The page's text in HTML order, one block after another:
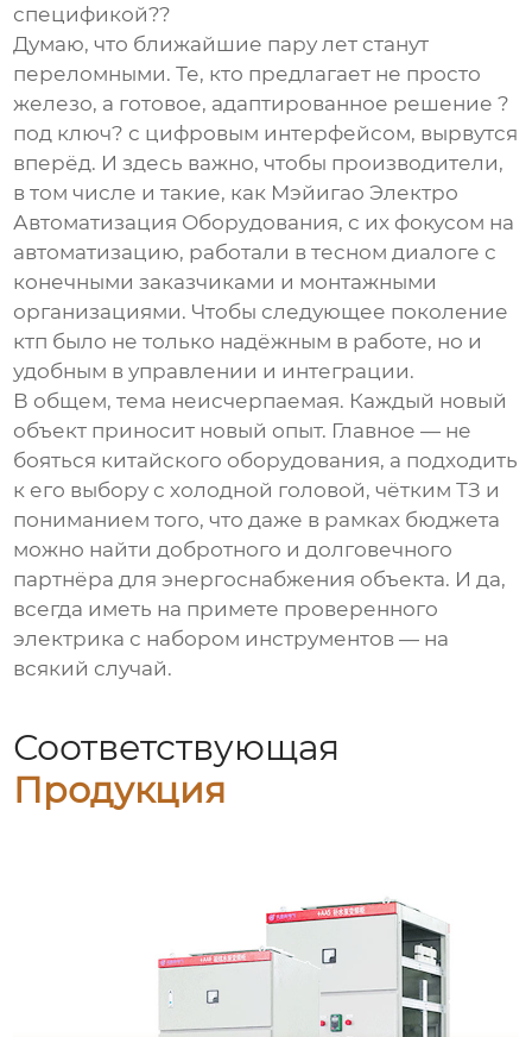
спецификой??
Думаю, что ближайшие пару лет станут
переломными. Те, кто предлагает не просто
железо, а готовое, адаптированное решение ?
под ключ? с цифровым интерфейсом, вырвутся
вперёд. И здесь важно, чтобы производители,
в том числе и такие, как Мэйигао Электро
Автоматизация Оборудования, с их фокусом на
автоматизацию, работали в тесном диалоге с
конечными заказчиками и монтажными
организациями. Чтобы следующее поколение
ктп было не только надёжным в работе, но и
удобным в управлении и интеграции.
В общем, тема неисчерпаемая. Каждый новый
объект приносит новый опыт. Главное — не
бояться китайского оборудования, а подходить
к его выбору с холодной головой, чётким ТЗ и
пониманием того, что даже в рамках бюджета
можно найти добротного и долговечного
партнёра для энергоснабжения объекта. И да,
всегда иметь на примете проверенного
электрика с набором инструментов — на
всякий случай.
Соответствующая
Продукция